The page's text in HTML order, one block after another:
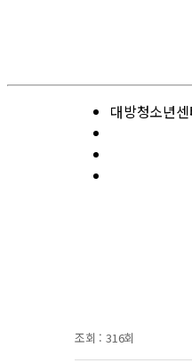
대방청소년센
조회 : 316회